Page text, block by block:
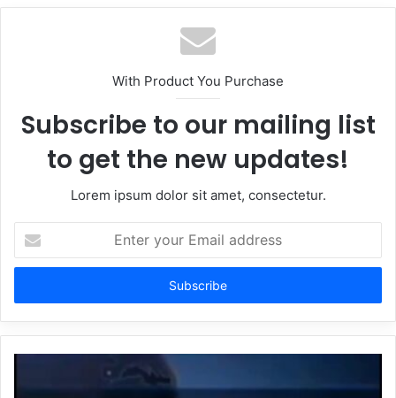
With Product You Purchase
Subscribe to our mailing list
to get the new updates!
Lorem ipsum dolor sit amet, consectetur.
your
Email